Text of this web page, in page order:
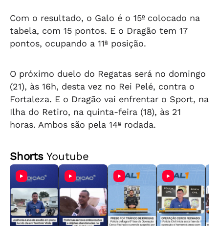
Com o resultado, o Galo é o 15º colocado na
tabela, com 15 pontos. E o Dragão tem 17
pontos, ocupando a 11ª posição.
O próximo duelo do Regatas será no domingo
(21), às 16h, desta vez no Rei Pelé, contra o
Fortaleza. E o Dragão vai enfrentar o Sport, na
Ilha do Retiro, na quinta-feira (18), às 21
horas. Ambos são pela 14ª rodada.
ShortsYoutube